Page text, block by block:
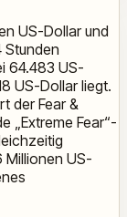
US-Dollar und
Stunden
64.483 US-
US-Dollar liegt.
der Fear &
„Extreme Fear“-
US-